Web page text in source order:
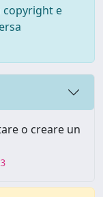
copyright e
o creare un